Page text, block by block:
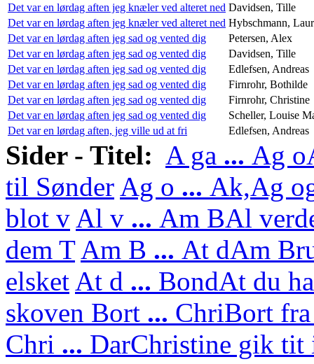
Det var en lørdag aften jeg knæler ved alteret ned Davidsen, Tille
Det var en lørdag aften jeg knæler ved alteret ned Hybschmann,
Det var en lørdag aften jeg sad og vented dig
Petersen, Alex
Det var en lørdag aften jeg sad og vented dig
Davidsen, Tille
Det var en lørdag aften jeg sad og vented dig
Edlefsen, Andreas
Det var en lørdag aften jeg sad og vented dig
Firnrohr, Bothilde
Det var en lørdag aften jeg sad og vented dig
Firnrohr, Christine
Det var en lørdag aften jeg sad og vented dig
Scheller, Louise
Det var en lørdag aften, jeg ville ud at fri
Edlefsen, Andreas
Sider - Titel: A ga ... Ag o
til Sønder Ag o ... Ak,Ag
blot v Al v ... Am BAl
dem T Am B ... At dAm
elsket At d ... BondAt du
skoven Bort ... ChriBort
Chri ... DarChristine gik tit